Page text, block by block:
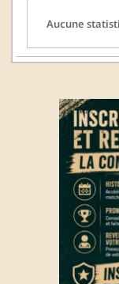
Aucune